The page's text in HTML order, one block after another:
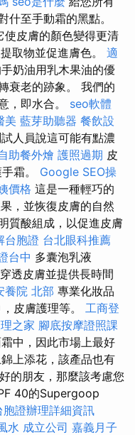
什至手動霜的黑點。
使皮膚的顏色變得更清
取物並促進膚色。 適
奶油用乳木果油的優
衰老的跡象。 我們的
，即水合。 seo軟體
美 藍芽助聽器 餐飲設
人員說這可能有點濃
助餐外燴 護照過期 皮
霜。 Google SEO操
價格 這是一種輕巧的
，並恢復皮膚的自然
質酸組成，以促進皮膚
台胞證 台北眼科推薦
台中 多囊泡乳液
透皮膚並提供長時間
養院 北部 專業化妝品
皮膚護理等。 工商登
之家 腳底按摩證照課
中，因此市場上最好
上添花，該產品也有
的朋友，那麼該考慮您
40的Supergoop
胞證辦理詳細資訊
水 成立公司 嘉義月子